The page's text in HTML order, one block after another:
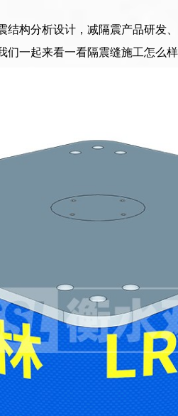
构分析设计，减隔震产品研发
一起来看一看隔震缝施工怎么样